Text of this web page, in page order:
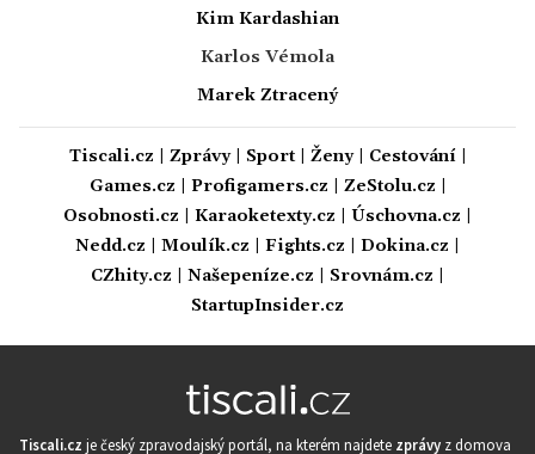
Kim Kardashian
Karlos Vémola
Marek Ztracený
Tiscali.cz Zprávy| Sport| Ženy| Cestování|
Games.cz
Profigamers.cz ZeStolu.cz
Osobnosti.cz
Karaoketexty.cz Úschovna.cz
Nedd.cz
Moulík.cz Fights.cz Dokina.cz
CZhity.cz
Našepeníze.cz Srovnám.cz
StartupInsider.cz
Tiscali.cz je český zpravodajský portál, na kterém najdete zprávy z domova